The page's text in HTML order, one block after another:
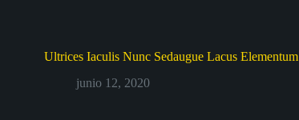
Ultrices Iaculis Nunc Sedaugue Lacus Elementum
junio 12, 2020